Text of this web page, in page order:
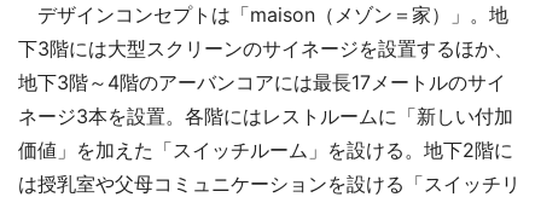
デザインコンセプトは「maison（メゾン＝家）」。地
下3階には大型スクリーンのサイネージを設置するほか、
地下3階～4階のアーバンコアには最長17メートルのサイ
ネージ3本を設置。各階にはレストルームに「新しい付加
価値」を加えた「スイッチルーム」を設ける。地下2階に
は授乳室や父母コミュニケーションを設ける「スイッチリ